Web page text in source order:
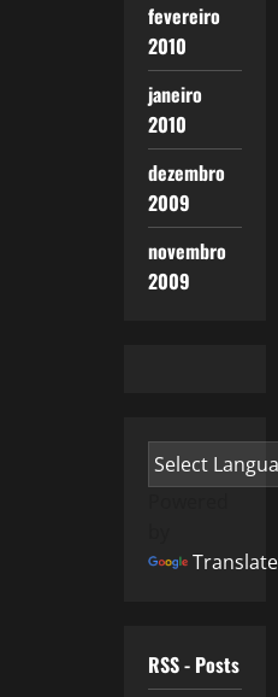
fevereiro
2010
janeiro
2010
dezembro
2009
novembro
2009
Translate
RSS - Posts